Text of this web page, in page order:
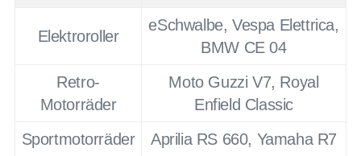
Elektroroller
eSchwalbe, Vespa Elettrica,
BMW CE 04
Retro-
Motorräder
Moto Guzzi V7, Royal
Enfield Classic
Sportmotorräder
Aprilia RS 660, Yamaha R7